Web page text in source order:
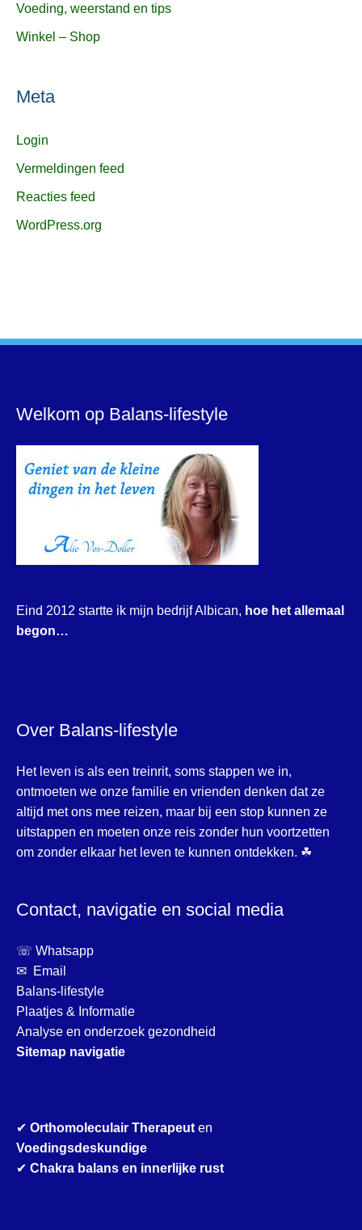
Voeding, weerstand en tips
Winkel – Shop
Meta
Login
Vermeldingen feed
Reacties feed
WordPress.org
Welkom op Balans-lifestyle
Eind 2012 startte ik mijn bedrijf Albican, hoe het allemaal
begon…
Over Balans-lifestyle
Het leven is als een treinrit, soms stappen we in,
ontmoeten we onze familie en vrienden denken dat ze
altijd met ons mee reizen, maar bij een stop kunnen ze
uitstappen en moeten onze reis zonder hun voortzetten
om zonder elkaar het leven te kunnen ontdekken. ☘
Contact, navigatie en social media
☏ Whatsapp
✉ Email
Balans-lifestyle
Plaatjes & Informatie
Analyse en onderzoek gezondheid
Sitemap navigatie
✔ Orthomoleculair Therapeut en
Voedingsdeskundige
✔ Chakra balans en innerlijke rust